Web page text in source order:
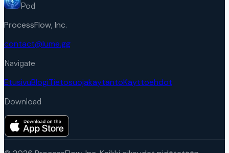
Pod
ProcessFlow, Inc.
contact@lume.gg
Navigate
EtusivuBlogiTietosuojakäytäntöKäyttöehdot
Download